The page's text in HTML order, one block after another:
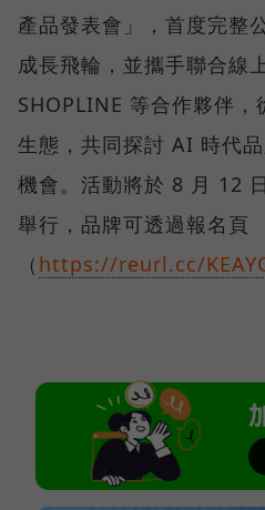
產品發表會」，首度完整
成長飛輪，並攜手聯合線
SHOPLINE 等合作夥伴
生態，共同探討 AI 時代
機會。活動將於 8 月 12
舉行，品牌可透過報名頁
（ https://reurl.cc/